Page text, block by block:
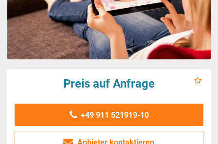
Preis auf Anfrage
+49 911 521919-10